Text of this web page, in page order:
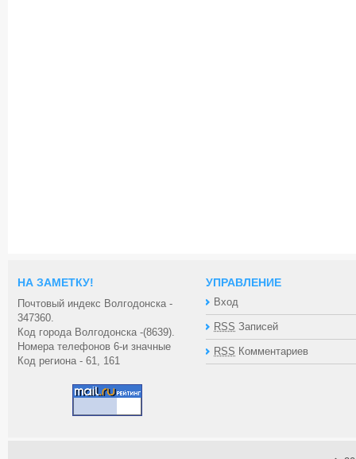
НА ЗАМЕТКУ!
Почтовый индекс Волгодонска -
347360.
Код города Волгодонска -(8639).
Номера телефонов 6-и значные
Код региона - 61, 161
УПРАВЛЕНИЕ
Вход
RSS Записей
RSS Комментариев